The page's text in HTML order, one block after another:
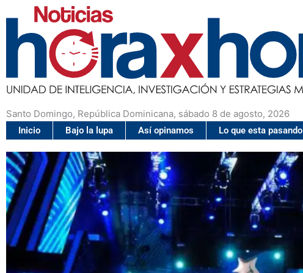
Santo Domingo, República Dominicana, sábado 8 de agosto, 2026
Inicio Bajo la lupa Así opinamos Lo que esta pasando